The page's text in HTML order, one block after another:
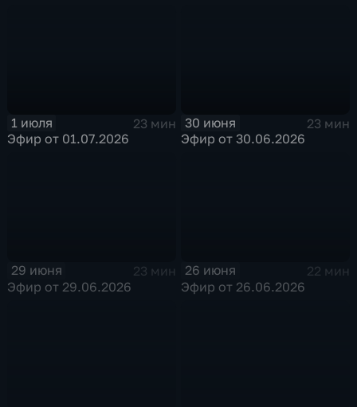
1 июля
23 мин
Эфир от 01.07.2026
30 июня
23 мин
Эфир от 30.06.2026
29 июня
23 мин
Эфир от 29.06.2026
26 июня
22 мин
Эфир от 26.06.2026